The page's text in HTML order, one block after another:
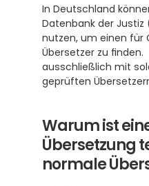
In Deutschland
Datenbank der
nutzen, um einen für
Übersetzer zu
ausschließlich mit
geprüften
Warum ist
Übersetzung
normale